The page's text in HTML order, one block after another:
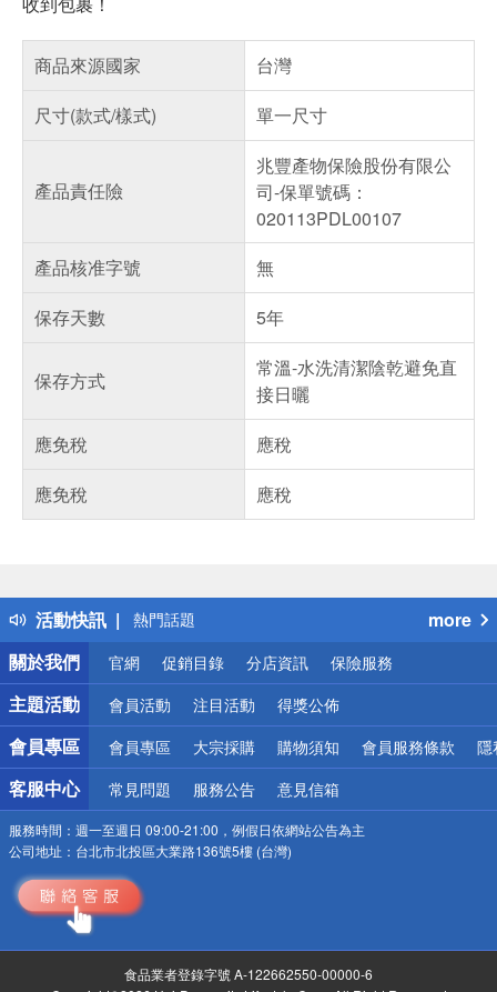
商品來源國家
台灣
尺寸(款式/樣式)
單一尺寸
產品責任險
兆豐產物保險股份有限公
司-保單號碼：
020113PDL00107
產品核准字號
無
保存天數
5年
保存方式
常溫-水洗清潔陰乾避免直
接日曬
應免稅
應稅
應免稅
應稅
活動快訊
得獎公告
熱門話題
銀行優惠
偏遠地區配送
詐騙網頁！請小心！
more
關於我們
官網 促銷目錄 分店資訊 保險服務
主題活動 會員活動 注目活動 得獎公佈
會員專區 會員專區 大宗採購 購物須知 會員服務條款 隱
客服中心 常見問題 服務公告 意見信箱
服務時間： 週一至週日 09:00-21:00，例假日依網站公告為主
公司地址： 台北市北投區大業路136號5樓 (台灣)
食品業者登錄字號 A-122662550-00000-6